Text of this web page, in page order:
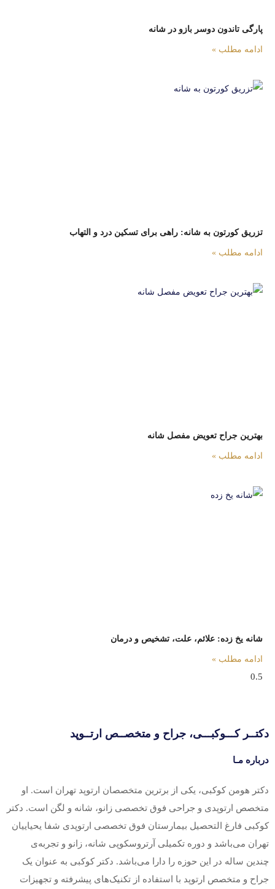
پارگی تاندون دوسر بازو در شانه
ادامه مطلب »
تزریق کورتون به شانه: راهی برای تسکین درد و التهاب
ادامه مطلب »
بهترین جراح تعویض مفصل شانه
ادامه مطلب »
شانه یخ زده: علائم، علت، تشخیص و درمان
ادامه مطلب »
کـــوکبـــی، جراح و متخصــص ارتــوپد
مـا
هومن کوکبی، یکی از برترین متخصصان ارتوپد تهران است. او
ارتوپدی و جراحی فوق تخصصی زانو، شانه و لگن است. دکتر
فارغ التحصیل بیمارستان فوق تخصصی ارتوپدی شفا یحیاییان
می‌باشد و دوره تکمیلی آرتروسکوپی شانه، زانو و تجربه‌ی
ساله در این حوزه را دارا می‌باشد. دکتر کوکبی به عنوان یک
و متخصص ارتوپد با استفاده از تکنیک‌های پیشرفته و تجهیزات